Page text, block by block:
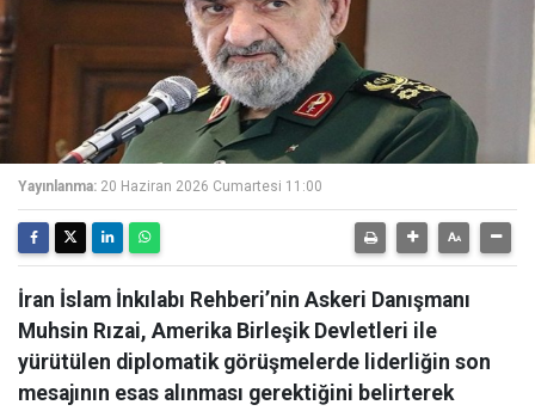
Yayınlanma: 20 Haziran 2026 Cumartesi 11:00
İran İslam İnkılabı Rehberi’nin Askeri Danışmanı
Muhsin Rızai, Amerika Birleşik Devletleri ile
yürütülen diplomatik görüşmelerde liderliğin son
mesajının esas alınması gerektiğini belirterek